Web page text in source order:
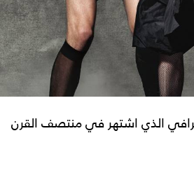
الذي اشتهر في منتصف القرن